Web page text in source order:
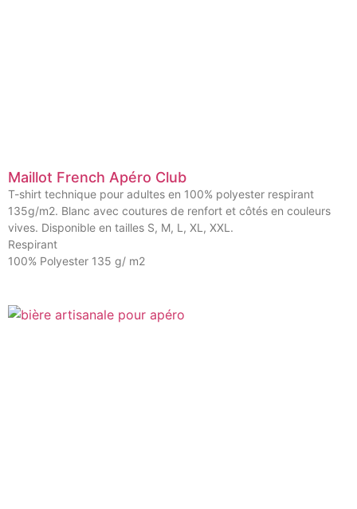
Maillot French Apéro Club
T-shirt technique pour adultes en 100% polyester respirant
135g/m2. Blanc avec coutures de renfort et côtés en couleurs
vives. Disponible en tailles S, M, L, XL, XXL.
Respirant
100% Polyester 135 g/ m2